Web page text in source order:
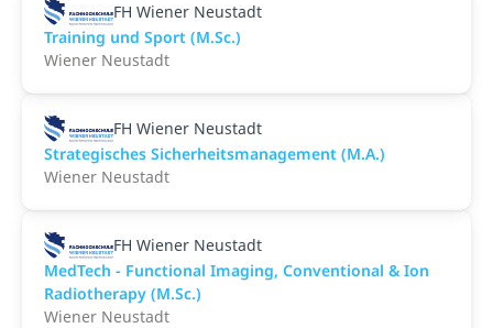
FH Wiener Neustadt
Training und Sport (M.Sc.)
Wiener Neustadt
FH Wiener Neustadt
Strategisches Sicherheitsmanagement (M.A.)
Wiener Neustadt
FH Wiener Neustadt
MedTech - Functional Imaging, Conventional & Ion
Radiotherapy (M.Sc.)
Wiener Neustadt